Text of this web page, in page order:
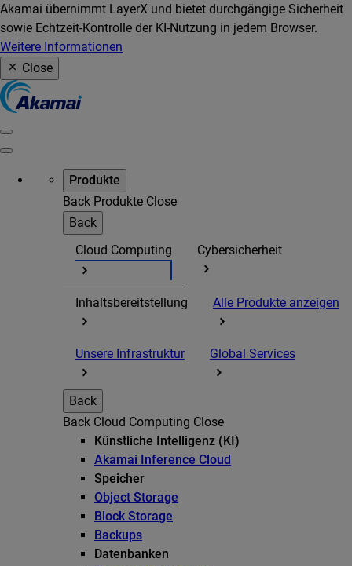
Akamai übernimmt LayerX und bietet durchgängige Sicherheit
sowie Echtzeit-Kontrolle der KI-Nutzung in jedem Browser.
Weitere Informationen
Close
Produkte
Back Produkte Close
Back
Cloud Computing
Cybersicherheit
Inhaltsbereitstellung Alle Produkte anzeigen
Unsere Infrastruktur Global Services
Back
Back Cloud Computing Close
Künstliche Intelligenz (KI)
Akamai Inference Cloud
Speicher
Object Storage
Block Storage
Backups
Datenbanken